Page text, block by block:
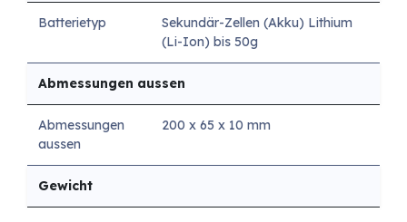
Batterietyp
Sekundär-Zellen (Akku) Lithium
(Li-Ion) bis 50g
Abmessungen aussen
Abmessungen
aussen
200 x 65 x 10 mm
Gewicht